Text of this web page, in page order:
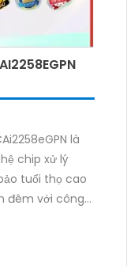
là
chip xử lý
tuổi thọ cao
đêm với công